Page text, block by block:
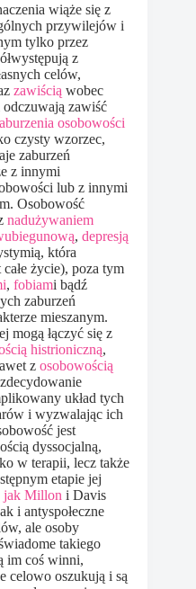
wiąże się z
przywilejów i
tylko przez
z
celów,
zawiścią wobec
zawiść
osobowości
czysty wzorzec,
zaburzeń
z innymi
lub z innymi
Osobowość
nadużywaniem
, depresją
która
życie), poza tym
, fobiami bądź
zaburzeń
mieszanym.
mogą łączyć się z
histrioniczną,
z osobowością
układ tych
i wyzwalając ich
jest
dyssocjalną,
w terapii, lecz także
etapie jej
jak Millon i Davis
i antyspołeczne
ale osoby
takiego
im coś winni,
celowo oszukują i są